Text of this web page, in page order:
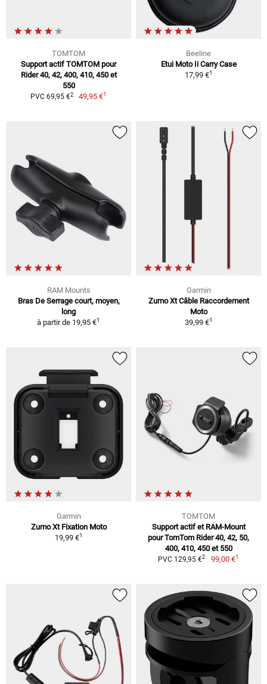
TOMTOM
Support actif TOMTOM pour
Rider 40, 42, 400, 410, 450 et
550
PVC 69,95 €2 49,95 €1
Beeline
Etui Moto Ii Carry Case
17,99 €1
RAM Mounts
Bras De Serrage court, moyen,
long
à partir de 19,95 €1
Garmin
Zumo Xt Câble Raccordement
Moto
39,99 €1
Garmin
Zumo Xt Fixation Moto
19,99 €1
TOMTOM
Support actif et RAM-Mount
pour TomTom Rider 40, 42, 50,
400, 410, 450 et 550
PVC 129,95 €2 99,00 €1